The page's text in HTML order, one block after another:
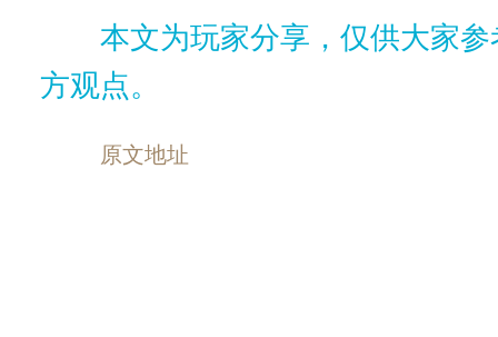
本文为玩家分享，仅供大家
方观点。
原文地址